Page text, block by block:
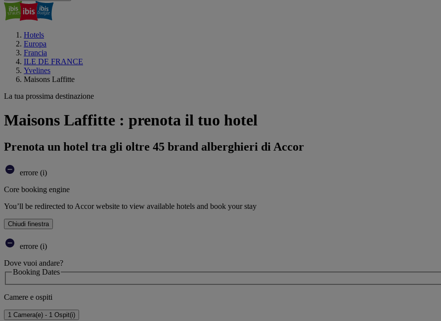
Hotels
Europa
Francia
ILE DE FRANCE
Yvelines
Maisons Laffitte
La tua prossima destinazione
Maisons Laffitte : prenota il tuo hotel
Prenota un hotel tra gli oltre 45 brand alberghieri di Accor
errore (i)
Core booking engine
You’ll be redirected to Accor website to view available hotels and book your stay
Chiudi finestra
errore (i)
Dove vuoi andare?
Booking Dates
Camere e ospiti
1 Camera(e) - 1 Ospit(i)